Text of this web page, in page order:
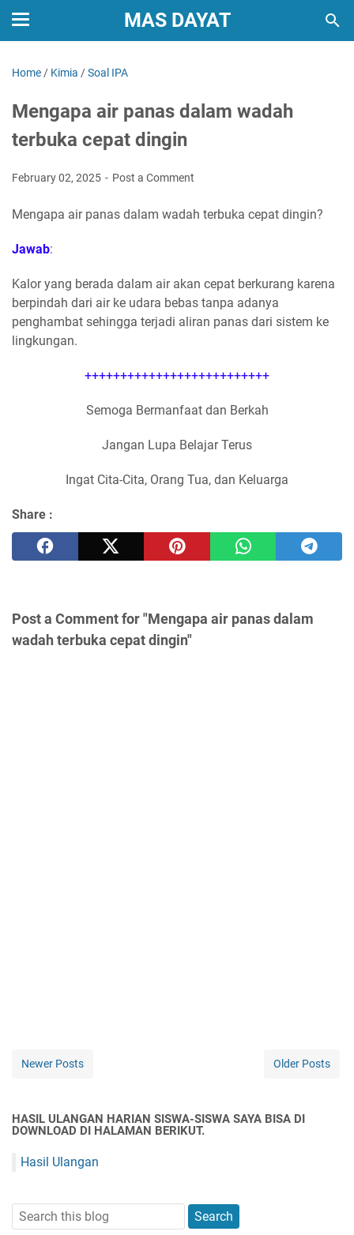
MAS DAYAT
Home / Kimia /Soal IPA
Mengapa air panas dalam wadah
terbuka cepat dingin
February 02, 2025 Post a Comment
Mengapa air panas dalam wadah terbuka cepat dingin?
Jawab:
Kalor yang berada dalam air akan cepat berkurang karena
berpindah dari air ke udara bebas tanpa adanya
penghambat sehingga terjadi aliran panas dari sistem ke
lingkungan.
++++++++++++++++++++++++++
Semoga Bermanfaat dan Berkah
Jangan Lupa Belajar Terus
Ingat Cita-Cita, Orang Tua, dan Keluarga
Share :
Post a Comment for "Mengapa air panas dalam
wadah terbuka cepat dingin"
Newer Posts Older Posts
HASIL ULANGAN HARIAN SISWA-SISWA SAYA BISA DI
DOWNLOAD DI HALAMAN BERIKUT.
Hasil Ulangan